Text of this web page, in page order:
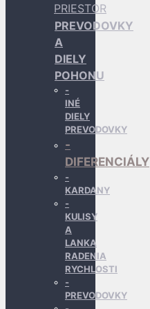
PRIESTOR
PREVODOVKY
A
DIELY
POHONU
INÉ
DIELY
PREVODOVKY
DIFERENCIÁLY
KARDANY
KULISY
A
LANKA
RADENIA
RYCHLOSTI
PREVODOVKY